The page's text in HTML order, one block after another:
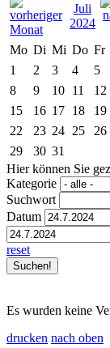
Juli
2024
Mo Di Mi Do Fr
1
2 3 4 5
8
9 10 11 12
15
16 17 18 19
22
23 24 25 26
29
30 31
Hier können Sie
Kategorie
Suchwort
Datum
reset
Es wurden keine
drucken nach oben